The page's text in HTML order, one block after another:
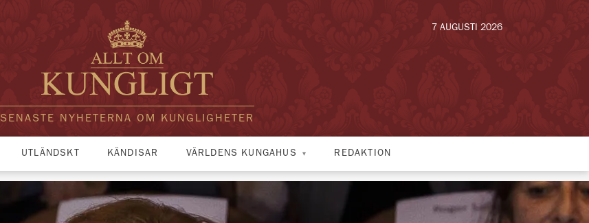
SENASTE NYHETERNA OM KUNGLIGHETER
7 AUGUSTI 2026
UTLÄNDSKT KÄNDISAR VÄRLDENS KUNGAHUS REDAKTION